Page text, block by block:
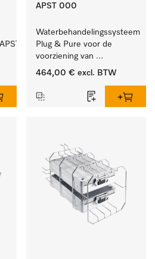
000,
APST 000
Waterbehandelingssysteem
Plug & Pure voor de
voorziening van
gedemineraliseerd water.
464,00 € excl. BTW